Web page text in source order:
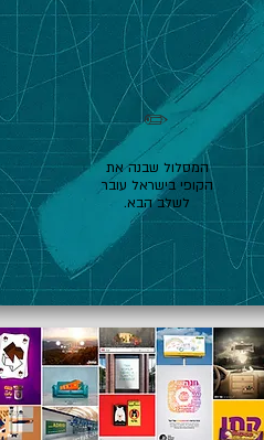
✏️
המסלול שבנה את
הקופי בישראל עובר
לשלב הבא.